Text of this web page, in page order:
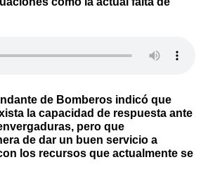
de Bomberos indicó que
la capacidad de respuesta ante
pero que
de dar un buen servicio a
los recursos que actualmente se